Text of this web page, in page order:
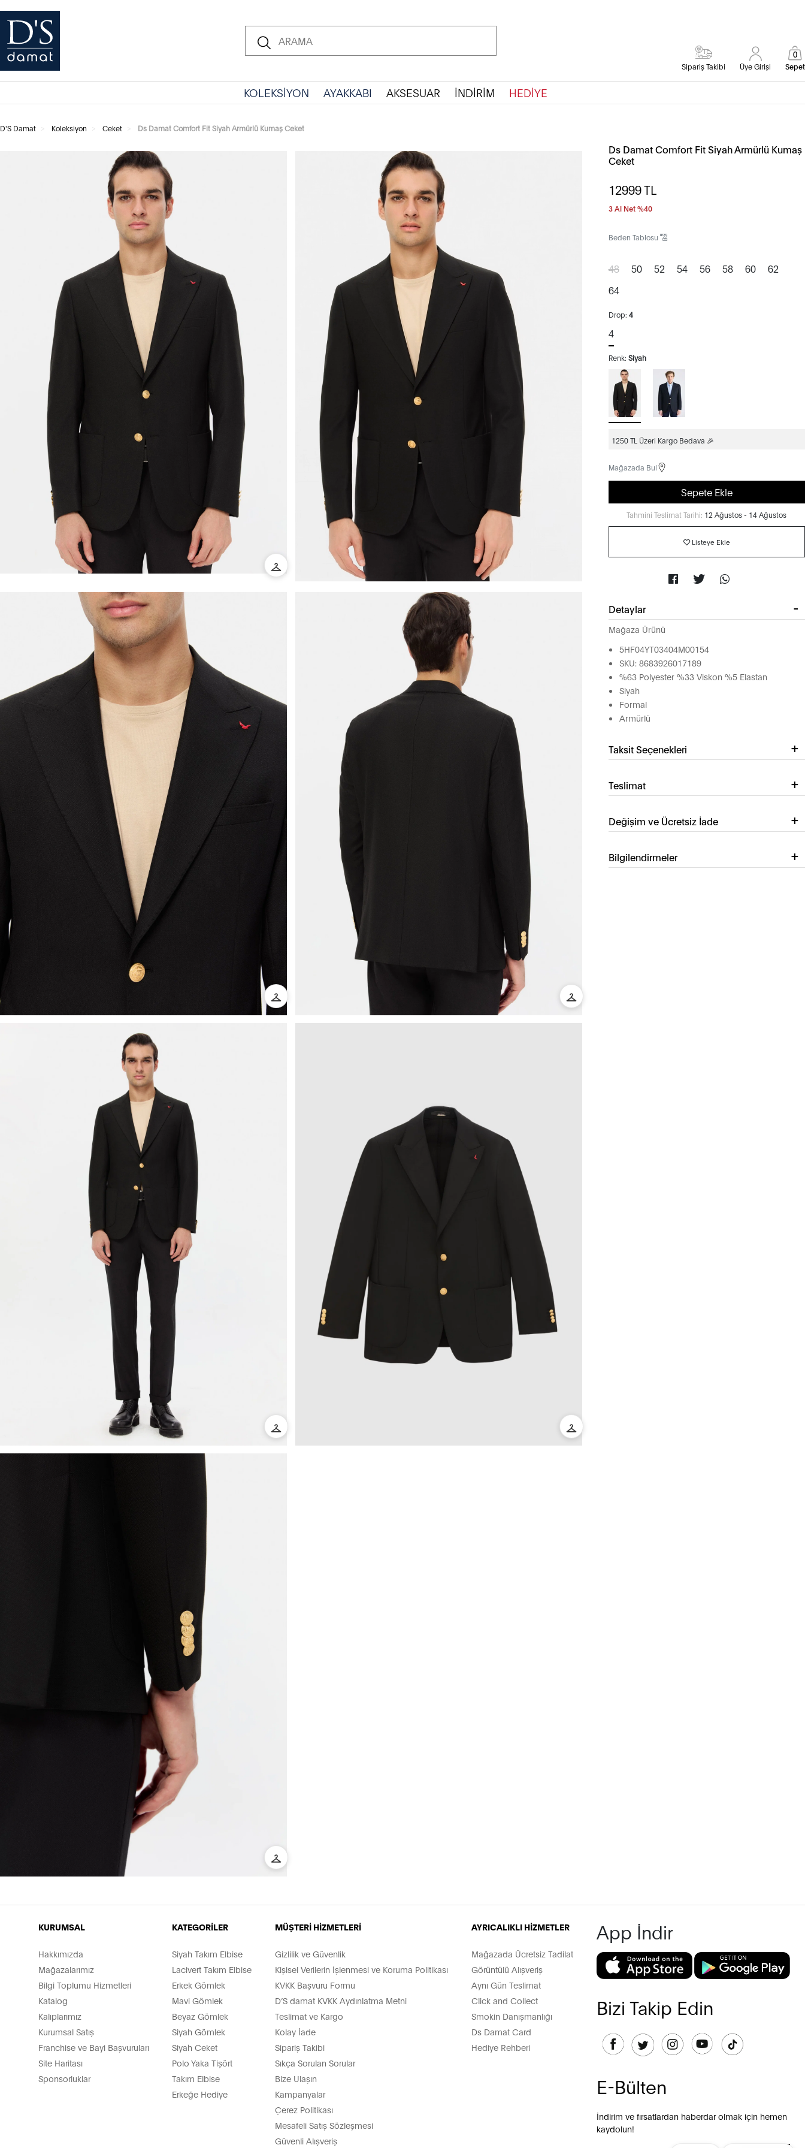
Sipariş Takibi Üye Girişi Sepet
0
KOLEKSİYON AYAKKABI AKSESUAR İNDİRİM HEDİYE
D'S Damat Koleksiyon Ceket Ds Damat Comfort Fit Siyah Armürlü Kumaş Ceket
Ds Damat Comfort Fit Siyah Armürlü Kumaş
Ceket
12999TL
3 Al Net %40
Beden Tablosu
48 50 52 54 56 58 60
62
64
Drop: 4
4
Renk: Siyah
1250 TL Üzeri Kargo Bedava 🎉
Mağazada Bul
Sepete Ekle
Tahmini Teslimat Tarihi: 12 Ağustos - 14 Ağustos
Listeye Ekle
Detaylar
Mağaza Ürünü
5HF04YT03404M00154
SKU: 8683926017189
%63 Polyester %33 Viskon %5 Elastan
Siyah
Formal
Armürlü
Taksit Seçenekleri
Teslimat
Değişim ve Ücretsiz İade
Bilgilendirmeler
KURUMSAL
Hakkımızda
Mağazalarımız
Bilgi Toplumu Hizmetleri
Katalog
Kalıplarımız
Kurumsal Satış
Franchise ve Bayi Başvuruları
Site Haritası
Sponsorluklar
KATEGORİLER
Siyah Takım Elbise
Lacivert Takım Elbise
Erkek Gömlek
Mavi Gömlek
Beyaz Gömlek
Siyah Gömlek
Siyah Ceket
Polo Yaka Tişört
Takım Elbise
Erkeğe Hediye
MÜŞTERİ HİZMETLERİ
Gizlilik ve Güvenlik
Kişisel Verilerin İşlenmesi ve Koruma Politikası
KVKK Başvuru Formu
D’S damat KVKK Aydınlatma Metni
Teslimat ve Kargo
Kolay İade
Sipariş Takibi
Sıkça Sorulan Sorular
Bize Ulaşın
Kampanyalar
Çerez Politikası
Mesafeli Satış Sözleşmesi
Güvenli Alışveriş
AYRICALIKLI HİZMETLER
Mağazada Ücretsiz Tadilat
Görüntülü Alışveriş
Aynı Gün Teslimat
Click and Collect
Smokin Danışmanlığı
Ds Damat Card
Hediye Rehberi
App İndir
Bizi Takip Edin
E-Bülten
İndirim ve fırsatlardan haberdar olmak için hemen
kaydolun!